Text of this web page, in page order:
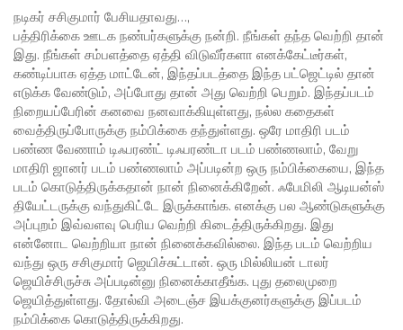
நடிகர் சசிகுமார் பேசியதாவது…,
பத்திரிக்கை ஊடக நண்பர்களுக்கு நன்றி. நீங்கள் தந்த வெற்றி தான்
இது. நீங்கள் சம்பளத்தை ஏத்தி விடுவீர்களா எனக்கேட்டீர்கள்,
கண்டிப்பாக ஏத்த மாட்டேன், இந்தப்படத்தை இந்த பட்ஜெட்டில் தான்
எடுக்க வேண்டும், அப்போது தான் அது வெற்றி பெறும். இந்தப்படம்
நிறையப்பேரின் கனவை நனவாக்கியுள்ளது, நல்ல கதைகள்
வைத்திருப்போருக்கு நம்பிக்கை தந்துள்ளது. ஒரே மாதிரி படம்
பண்ண வேணாம் டிஃபரண்ட் டிஃபரண்டா படம் பண்ணலாம், வேறு
மாதிரி ஜானர் படம் பண்ணலாம் அப்படின்ற ஒரு நம்பிக்கையை, இந்த
படம் கொடுத்திருக்கதான் நான் நினைக்கிறேன். ஃபேமிலி ஆடியன்ஸ்
தியேட்டருக்கு வந்துகிட்டே இருக்காங்க. எனக்கு பல ஆண்டுகளுக்கு
அப்புறம் இவ்வளவு பெரிய வெற்றி கிடைத்திருக்கிறது. இது
என்னோட வெற்றியா நான் நினைக்கவில்லை. இந்த படம் வெற்றிய
வந்து ஒரு சசிகுமார் ஜெயிச்சுட்டான். ஒரு மில்லியன் டாலர்
ஜெயிச்சிருச்சு அப்படின்னு நினைக்காதீங்க. புது தலைமுறை
ஜெயித்துள்ளது. தோல்வி அடைஞ்ச இயக்குனர்களுக்கு இப்படம்
நம்பிக்கை கொடுத்திருக்கிறது.